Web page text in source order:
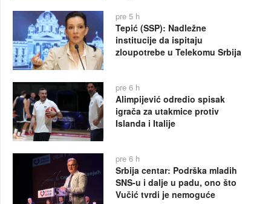
pre 5 h
Tepić (SSP): Nadležne
institucije da ispitaju
zloupotrebe u Telekomu Srbija
pre 6 h
Alimpijević odredio spisak
igrača za utakmice protiv
Islanda i Italije
pre 6 h
Srbija centar: Podrška mladih
SNS-u i dalje u padu, ono što
Vučić tvrdi je nemoguće